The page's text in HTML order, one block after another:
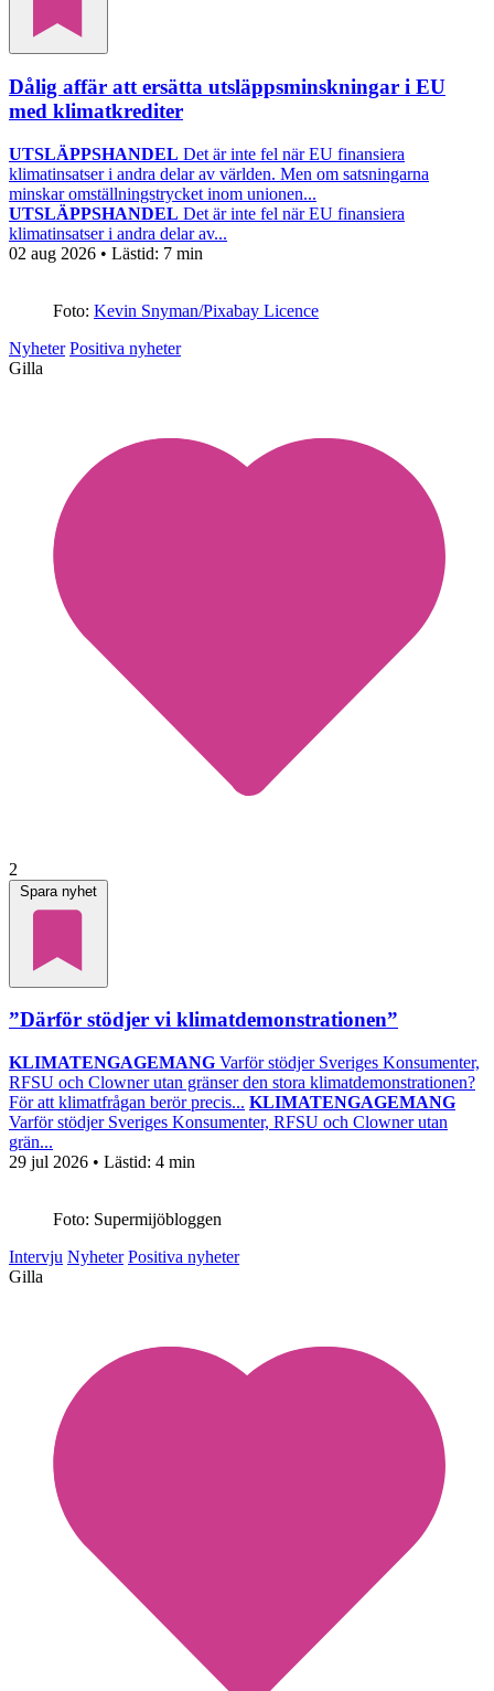
Dålig affär att ersätta utsläppsminskningar i EU
med klimatkrediter
UTSLÄPPSHANDEL Det är inte fel när EU finansiera
klimatinsatser i andra delar av världen. Men om satsningarna
minskar omställningstrycket inom unionen...
UTSLÄPPSHANDEL Det är inte fel när EU finansiera
klimatinsatser i andra delar av...
02 aug 2026 • Lästid: 7 min
Foto: Kevin Snyman/Pixabay Licence
Nyheter Positiva nyheter
Gilla
2
Spara nyhet
”Därför stödjer vi klimatdemonstrationen”
KLIMATENGAGEMANG Varför stödjer Sveriges Konsumenter,
RFSU och Clowner utan gränser den stora klimatdemonstrationen?
För att klimatfrågan berör precis... KLIMATENGAGEMANG
Varför stödjer Sveriges Konsumenter, RFSU och Clowner utan
grän...
29 jul 2026 • Lästid: 4 min
Foto: Supermijöbloggen
Intervju Nyheter Positiva nyheter
Gilla